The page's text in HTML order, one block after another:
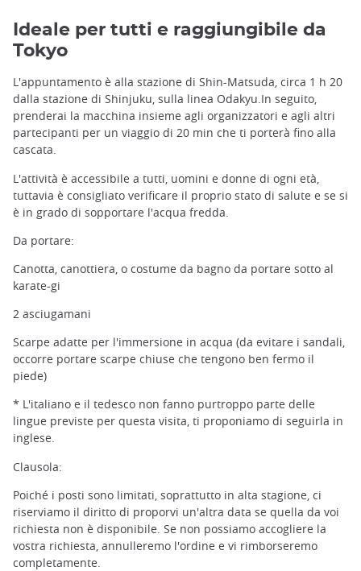
Takigyo, il rituale della cascata ©️Ishi/PIXTA
Ideale per tutti e raggiungibile da
Tokyo
L'appuntamento è alla stazione di Shin-Matsuda, circa 1 h 20
dalla stazione di Shinjuku, sulla linea Odakyu.In seguito,
prenderai la macchina insieme agli organizzatori e agli altri
partecipanti per un viaggio di 20 min che ti porterà fino alla
cascata.
L'attività è accessibile a tutti, uomini e donne di ogni età,
tuttavia è consigliato verificare il proprio stato di salute e se si
è in grado di sopportare l'acqua fredda.
Da portare:
Canotta, canottiera, o costume da bagno da portare sotto al
karate-gi
2 asciugamani
Scarpe adatte per l'immersione in acqua (da evitare i sandali,
occorre portare scarpe chiuse che tengono ben fermo il
piede)
* L'italiano e il tedesco non fanno purtroppo parte delle
lingue previste per questa visita, ti proponiamo di seguirla in
inglese.
Clausola:
Poiché i posti sono limitati, soprattutto in alta stagione, ci
riserviamo il diritto di proporvi un'altra data se quella da voi
richiesta non è disponibile. Se non possiamo accogliere la
vostra richiesta, annulleremo l'ordine e vi rimborseremo
completamente.